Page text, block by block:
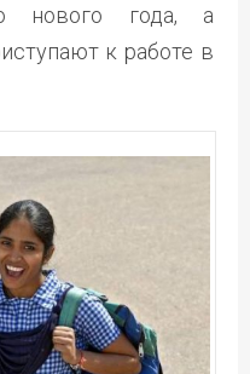
нового года, а
к работе в